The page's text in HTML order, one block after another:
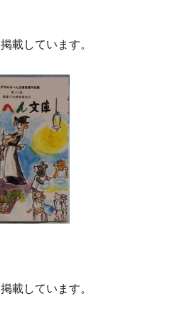
載しています。
載しています。